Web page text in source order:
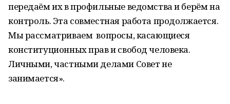
передаём их в профильные ведомства и берём на
контроль. Эта совместная работа продолжается.
Мы рассматриваем вопросы, касающиеся
конституционных прав и свобод человека.
Личными, частными делами Совет не
занимается».